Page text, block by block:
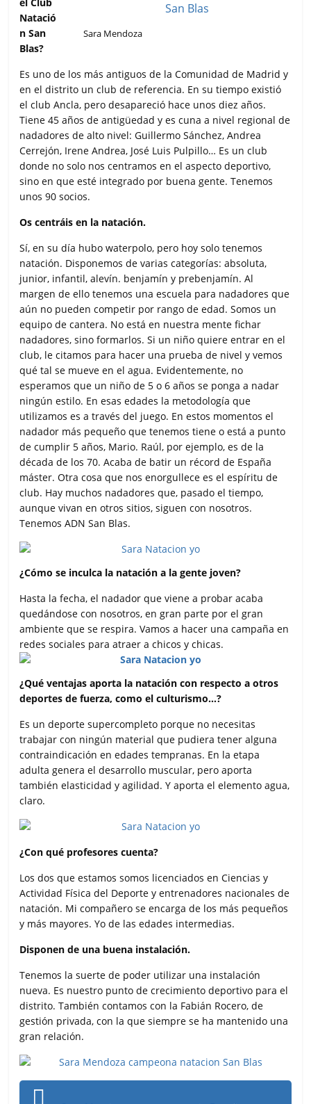
Sara Mendoza
el Club
Natació
n San
Blas?
Es uno de los más antiguos de la Comunidad de Madrid y
en el distrito un club de referencia. En su tiempo existió
el club Ancla, pero desapareció hace unos diez años.
Tiene 45 años de antigüedad y es cuna a nivel regional de
nadadores de alto nivel: Guillermo Sánchez, Andrea
Cerrejón, Irene Andrea, José Luis Pulpillo… Es un club
donde no solo nos centramos en el aspecto deportivo,
sino en que esté integrado por buena gente. Tenemos
unos 90 socios.
Os centráis en la natación.
Sí, en su día hubo waterpolo, pero hoy solo tenemos
natación. Disponemos de varias categorías: absoluta,
junior, infantil, alevín. benjamín y prebenjamín. Al
margen de ello tenemos una escuela para nadadores que
aún no pueden competir por rango de edad. Somos un
equipo de cantera. No está en nuestra mente fichar
nadadores, sino formarlos. Si un niño quiere entrar en el
club, le citamos para hacer una prueba de nivel y vemos
qué tal se mueve en el agua. Evidentemente, no
esperamos que un niño de 5 o 6 años se ponga a nadar
ningún estilo. En esas edades la metodología que
utilizamos es a través del juego. En estos momentos el
nadador más pequeño que tenemos tiene o está a punto
de cumplir 5 años, Mario. Raúl, por ejemplo, es de la
década de los 70. Acaba de batir un récord de España
máster. Otra cosa que nos enorgullece es el espíritu de
club. Hay muchos nadadores que, pasado el tiempo,
aunque vivan en otros sitios, siguen con nosotros.
Tenemos ADN San Blas.
¿Cómo se inculca la natación a la gente joven?
Hasta la fecha, el nadador que viene a probar acaba
quedándose con nosotros, en gran parte por el gran
ambiente que se respira. Vamos a hacer una campaña en
redes sociales para atraer a chicos y chicas.
¿Qué ventajas aporta la natación con respecto a otros
deportes de fuerza, como el culturismo…?
Es un deporte supercompleto porque no necesitas
trabajar con ningún material que pudiera tener alguna
contraindicación en edades tempranas. En la etapa
adulta genera el desarrollo muscular, pero aporta
también elasticidad y agilidad. Y aporta el elemento agua,
claro.
¿Con qué profesores cuenta?
Los dos que estamos somos licenciados en Ciencias y
Actividad Física del Deporte y entrenadores nacionales de
natación. Mi compañero se encarga de los más pequeños
y más mayores. Yo de las edades intermedias.
Disponen de una buena instalación.
Tenemos la suerte de poder utilizar una instalación
nueva. Es nuestro punto de crecimiento deportivo para el
distrito. También contamos con la Fabián Rocero, de
gestión privada, con la que siempre se ha mantenido una
gran relación.